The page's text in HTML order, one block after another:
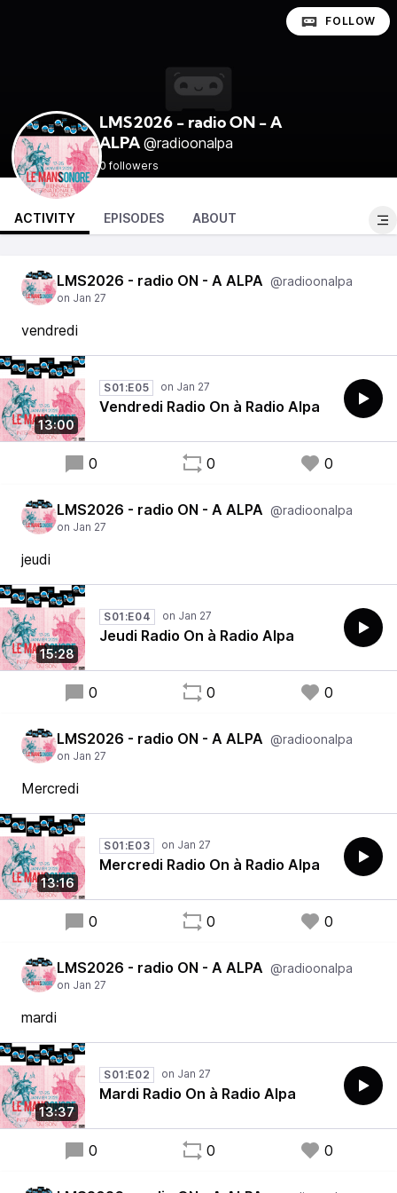
LMS2026 - radio ON - A
ALPA @radioonalpa
0 followers
FOLLOW
ACTIVITY EPISODES ABOUT
LMS2026 - radio ON - A ALPA @radioonalpa
vendredi
13:00
S01:E05
Vendredi Radio On à Radio Alpa
0 0 0
LMS2026 - radio ON - A ALPA @radioonalpa
jeudi
15:28
S01:E04
Jeudi Radio On à Radio Alpa
0 0 0
LMS2026 - radio ON - A ALPA @radioonalpa
Mercredi
13:16
S01:E03
Mercredi Radio On à Radio Alpa
0 0 0
LMS2026 - radio ON - A ALPA @radioonalpa
mardi
13:37
S01:E02
Mardi Radio On à Radio Alpa
0 0 0